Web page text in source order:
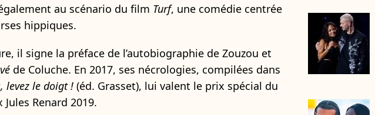
au scénario du film Turf, une comédie centrée
hippiques.
il signe la préface de l’autobiographie de Zouzou et
de Coluche. En 2017, ses nécrologies, compilées dans
levez le doigt ! (éd. Grasset), lui valent le prix spécial du
Renard 2019.